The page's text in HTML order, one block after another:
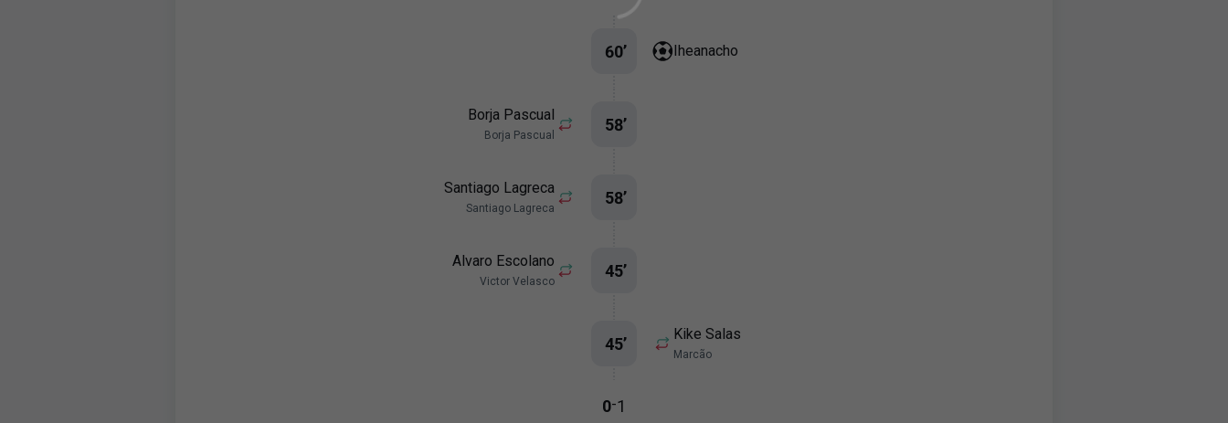
Iheanacho
60’
Borja Pascual
Borja Pascual
58’
Santiago Lagreca
Santiago Lagreca
58’
Alvaro Escolano
Victor Velasco
45’
Kike Salas
Marcão
45’
0-1